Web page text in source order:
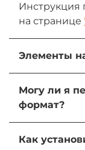
Инструкция
на странице
Элементы
желании их
или удалить.
Могу ли я
формат?
задачу и
Как